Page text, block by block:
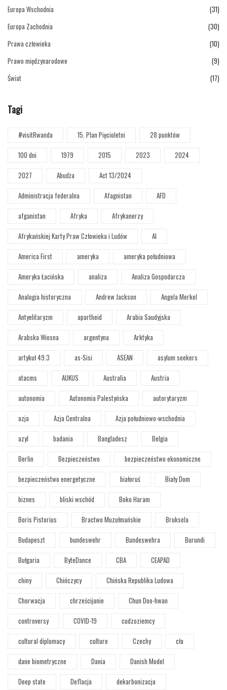
Europa Wschodnia
(31)
Europa Zachodnia
(30)
Prawa człowieka
(10)
Prawo międzynarodowe
(9)
Świat
(17)
Tagi
#visitRwanda 15. Plan Pięcioletni
28 punktów
100 dni
1979 2015 2023
2024
2027
Abudża
Act 13/2024
Administracja federalna
Afagnistan
AFD
afganistan
Afryka
Afrykanerzy
Afrykańskiej Karty Praw Człowieka i Ludów
AI
America First
ameryka
ameryka południowa
Ameryka Łacińska
analiza
Analiza Gospodarcza
Analogia historyczna
Andrew Jackson
Angela Merkel
Antyelitaryzm
apartheid
Arabia Saudyjska
Arabska Wiosna
argentyna
Arktyka
artykuł 49.3
as-Sisi ASEAN
asylum seekers
atacms
AUKUS Australia
Austria
autonomia
Autonomia Palestyńska
autorytaryzm
azja
Azja Centralna
Azja południowo-wschodnia
azyl
badania Bangladesz
Belgia
Berlin
Bezpieczeństwo
bezpieczeństwo ekonomiczne
bezpieczeństwo energetyczne
białoruś
Biały Dom
biznes
bliski wschód
Boko Haram
Boris Pistorius
Bractwo Muzułmańskie
Bruksela
Budapeszt
bundeswehr Bundeswehra
Burundi
Bułgaria
ByteDance CBA
CEAPAD
chiny
Chińczycy
Chińska Republika Ludowa
Chorwacja
chrześcijanie
Chun Doo-hwan
controversy
COVID-19
cudzoziemcy
cultural diplomacy
culture Czechy
cła
dane biometryczne
Dania
Danish Model
Deep state
Deflacja dekarbonizacja